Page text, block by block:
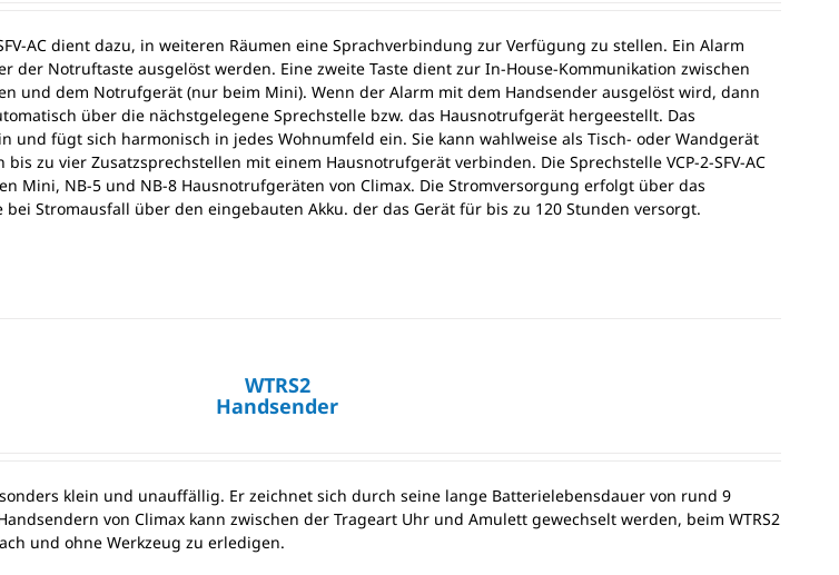
AC dient dazu, in weiteren Räumen eine Sprachverbindung zur Verfügung zu stellen. Ein Alarm
der Notruftaste ausgelöst werden. Eine zweite Taste dient zur In-House-Kommunikation zwischen
und dem Notrufgerät (nur beim Mini). Wenn der Alarm mit dem Handsender ausgelöst wird, dann
über die nächstgelegene Sprechstelle bzw. das Hausnotrufgerät hergeestellt. Das
und fügt sich harmonisch in jedes Wohnumfeld ein. Sie kann wahlweise als Tisch- oder Wandgerät
zu vier Zusatzsprechstellen mit einem Hausnotrufgerät verbinden. Die Sprechstelle VCP-2-SFV-AC
Mini, NB-5 und NB-8 Hausnotrufgeräten von Climax. Die Stromversorgung erfolgt über das
Stromausfall über den eingebauten Akku. der das Gerät für bis zu 120 Stunden versorgt.
WTRS2
Handsender
klein und unauffällig. Er zeichnet sich durch seine lange Batterielebensdauer von rund 9
von Climax kann zwischen der Trageart Uhr und Amulett gewechselt werden, beim WTRS2
und ohne Werkzeug zu erledigen.